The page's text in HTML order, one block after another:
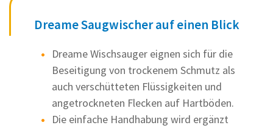
Dreame Saugwischer auf einen Blick
Dreame Wischsauger eignen sich für die
Beseitigung von trockenem Schmutz als
auch verschütteten Flüssigkeiten und
angetrockneten Flecken auf Hartböden.
Die einfache Handhabung wird ergänzt